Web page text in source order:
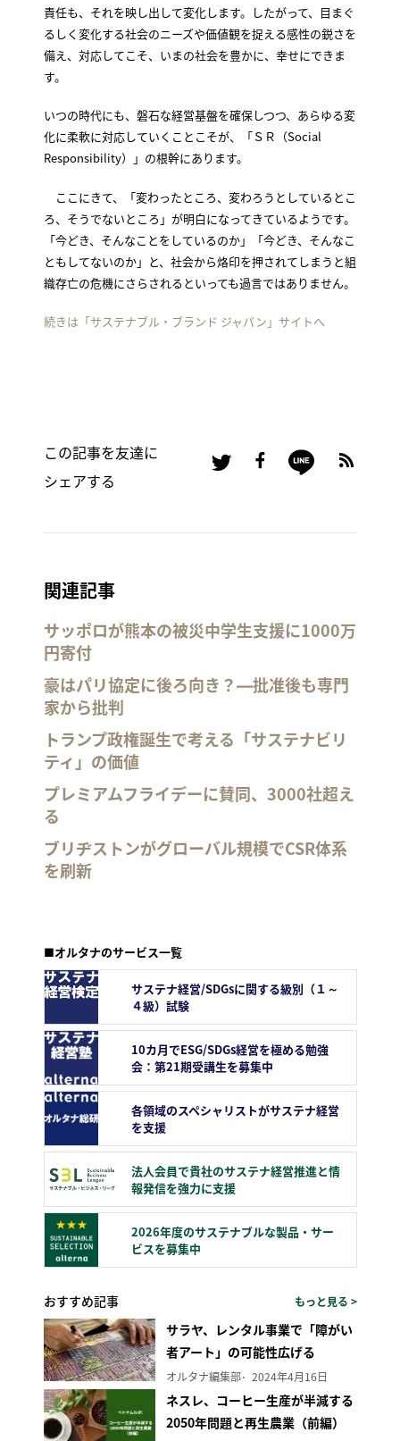
責任も、それを映し出して変化します。したがって、目まぐ
るしく変化する社会のニーズや価値観を捉える感性の鋭さを
備え、対応してこそ、いまの社会を豊かに、幸せにできま
す。
いつの時代にも、磐石な経営基盤を確保しつつ、あらゆる変
化に柔軟に対応していくことこそが、「ＳＲ（Social
Responsibility）」の根幹にあります。
ここにきて、「変わったところ、変わろうとしているとこ
ろ、そうでないところ」が明白になってきているようです。
「今どき、そんなことをしているのか」「今どき、そんなこ
ともしてないのか」と、社会から烙印を押されてしまうと組
織存亡の危機にさらされるといっても過言ではありません。
続きは「サステナブル・ブランド ジャパン」サイトへ
この記事を友達に
シェアする
関連記事
サッポロが熊本の被災中学生支援に1000万
円寄付
豪はパリ協定に後ろ向き？―批准後も専門
家から批判
トランプ政権誕生で考える「サステナビリ
ティ」の価値
プレミアムフライデーに賛同、3000社超え
る
ブリヂストンがグローバル規模でCSR体系
を刷新
■オルタナのサービス一覧
サステナ経営/SDGsに関する級別（１～
４級）試験
10カ月でESG/SDGs経営を極める勉強
会：第21期受講生を募集中
各領域のスペシャリストがサステナ経営
を支援
法人会員で貴社のサステナ経営推進と情
報発信を強力に支援
2026年度のサステナブルな製品・サー
ビスを募集中
おすすめ記事 もっと見る >
サラヤ、レンタル事業で「障がい
者アート」の可能性広げる
オルタナ編集部 2024年4月16日
ネスレ、コーヒー生産が半減する
2050年問題と再生農業（前編）